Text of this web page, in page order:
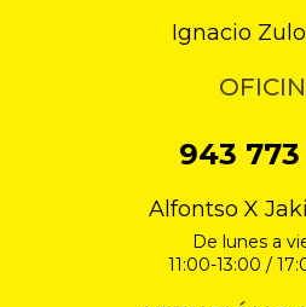
Ignacio
943
Alfontso X
De lunes a
11:00-13:00 /